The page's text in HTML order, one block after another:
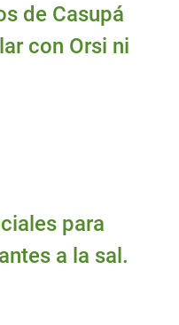
de Casupá
con Orsi ni
para
a la sal.